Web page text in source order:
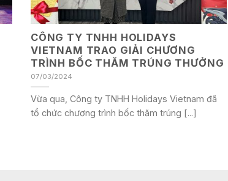
CÔNG TY TNHH HOLIDAYS
VIETNAM TRAO GIẢI CHƯƠNG
TRÌNH BỐC THĂM TRÚNG THƯỞNG
07/03/2024
Vừa qua, Công ty TNHH Holidays Vietnam đã
tổ chức chương trình bốc thăm trúng [...]